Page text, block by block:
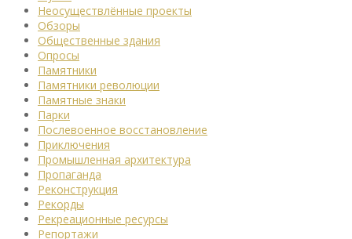
Неосуществлённые проекты
Обзоры
Общественные здания
Опросы
Памятники
Памятники революции
Памятные знаки
Парки
Послевоенное восстановление
Приключения
Промышленная архитектура
Пропаганда
Реконструкция
Рекорды
Рекреационные ресурсы
Репортажи